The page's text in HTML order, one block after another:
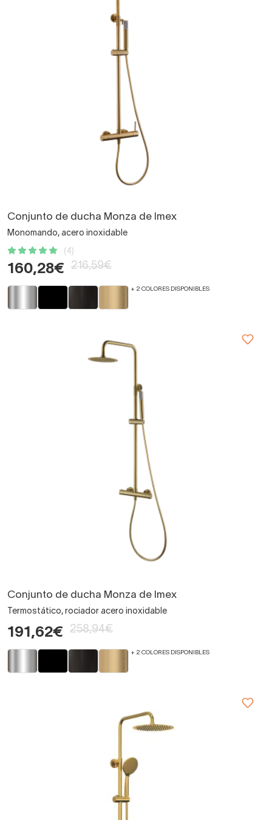
Conjunto de ducha Monza de Imex
Monomando, acero inoxidable
(4)
160,28€ 216,59€
+ 2 COLORES DISPONIBLES
Conjunto de ducha Monza de Imex
Termostático, rociador acero inoxidable
191,62€ 258,94€
+ 2 COLORES DISPONIBLES